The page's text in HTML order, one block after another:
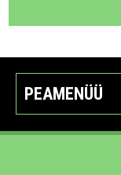
PEAMENÜÜ